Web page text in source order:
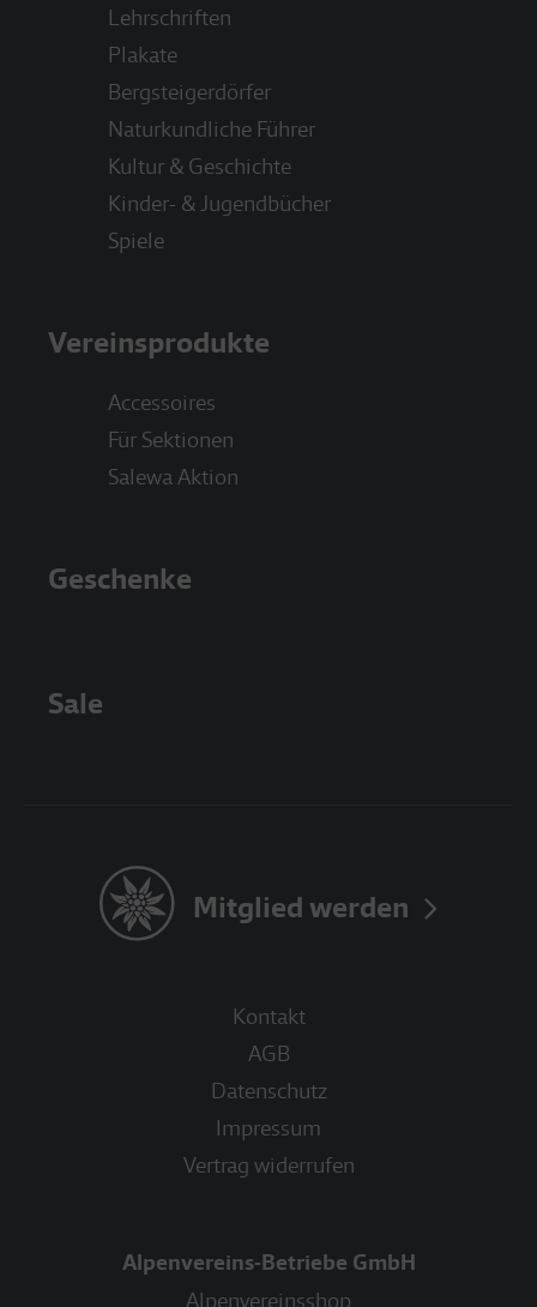
Lehrschriften
Plakate
Bergsteigerdörfer
Naturkundliche Führer
Kultur & Geschichte
Kinder- & Jugendbücher
Spiele
Vereinsprodukte
Accessoires
Für Sektionen
Salewa Aktion
Geschenke
Sale
Kontakt
AGB
Datenschutz
Impressum
Vertrag widerrufen
Alpenvereins-Betriebe GmbH
Alpenvereinsshop
Mitglied werden